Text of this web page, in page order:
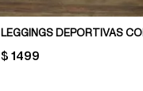
LEGGINGS DEPORTIVAS
PRICE:
$ 1499